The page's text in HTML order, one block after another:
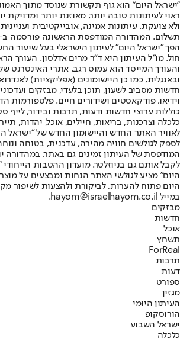
"ישראל היום" הוא גוף תקשורת שנוסד מתוך
ראוי לעיתונות טובה יותר, מאוזנת יותר ומדויקת
ולא צועקת. עיתונות אמינה, אובייקטיבית
הפך "ישראל היום" לעיתון הישראלי בעל שיעור
חול. מו"ל העיתון היא ד"ר מרים אדלסון. העורך
והעורך המייסד הוא עמוס רגב. אתרי האינטרנט
חדשות מסביב לשעון, תוכן בלעדי, מבזקים
וידיאו, פודקאסטים ושידורים חיים. פלטפורמות
כוללות ערוצי חדשות ודעות, תרבות ובידור, לייף
לאוויר האתר החדש והיישומון החדש של "ישראל
לספק לגולשים חוויה מהירה, עדכנית, בטוחה
המודפסת של העיתון זמינים גם באתר, במהדורה
לקבל אותם גם בניוזלטר. מועדון ההטבות
היום" מציע לגולשי האתר הנחות ומבצעים על
היום פתוח להערות, לביקורת ולהצעות לשיפור
במייל hayom@israelhayom.co.il.
מבזקים
חדשות
אוכל
תשחץ
ForReal
תרבות
דעות
ספורט
מגזין
העיתון היומי
הורוסקופ
ישראל השבוע
כלכלה